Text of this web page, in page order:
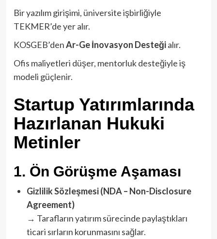
Bir yazılım girişimi, üniversite işbirliğiyle
TEKMER’de yer alır.
KOSGEB’denAr-Ge İnovasyon Desteğialır.
Ofis maliyetleri düşer, mentorluk desteğiyle iş
modeli güçlenir.
Startup Yatırımlarında
Hazırlanan Hukuki
Metinler
1. Ön Görüşme Aşaması
Gizlilik Sözleşmesi (NDA – Non-Disclosure
Agreement)
→ Tarafların yatırım sürecinde paylaştıkları
ticari sırların korunmasını sağlar.